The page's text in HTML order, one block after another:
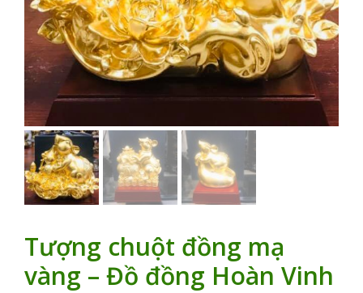
Tượng chuột đồng mạ
vàng – Đồ đồng Hoàn Vinh